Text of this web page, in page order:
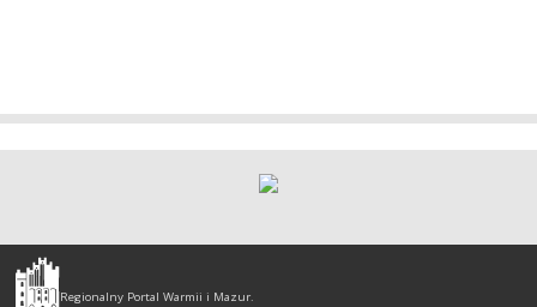
Olsztyn
-
Regionalny Portal Warmii i Mazur.